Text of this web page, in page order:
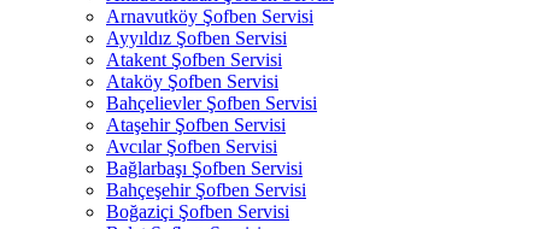
Arnavutköy Şofben Servisi
Ayyıldız Şofben Servisi
Atakent Şofben Servisi
Ataköy Şofben Servisi
Bahçelievler Şofben Servisi
Ataşehir Şofben Servisi
Avcılar Şofben Servisi
Bağlarbaşı Şofben Servisi
Bahçeşehir Şofben Servisi
Boğaziçi Şofben Servisi